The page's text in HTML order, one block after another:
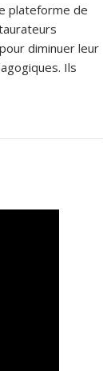
plateforme de
diminuer leur
Ils